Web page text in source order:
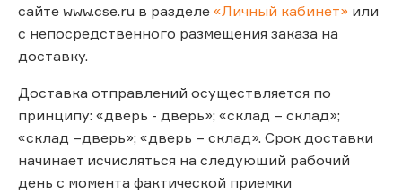
сайте www.cse.ru в разделе «Личный кабинет» или
с непосредственного размещения заказа на
доставку.
Доставка отправлений осуществляется по
принципу: «дверь - дверь»; «склад – склад»;
«склад –дверь»; «дверь – склад». Срок доставки
начинает исчисляться на следующий рабочий
день с момента фактической приемки